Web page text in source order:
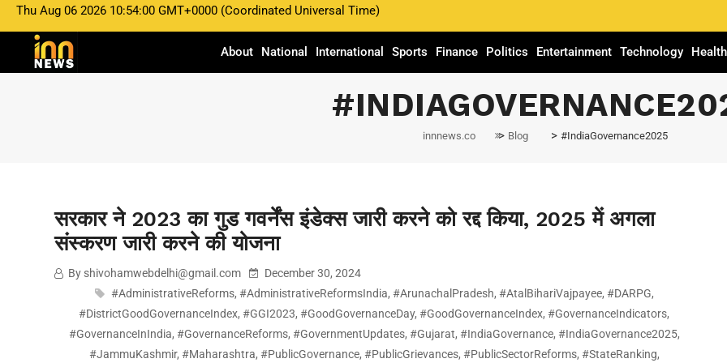
Thu Aug 06 2026 10:54:00 GMT+0000 (Coordinated Universal Time)
About National International Sports Finance Politics Entertainment Technology Health
innnews.co > Blog > #IndiaGovernance2025
shivohamwebdelhi@gmail.com December 30, 2024
2025 में अगला संस्करण जारी करने की योजना
सरकार ने 2023 का गुड गवर्नेंस इंडेक्स जारी करने को रद्द किया, 2025 में अगला
संस्करण जारी करने की योजना
By shivohamwebdelhi@gmail.com
December 30, 2024
#AdministrativeReforms, #AdministrativeReformsIndia, #ArunachalPradesh, #AtalBihariVajpayee, #DARPG,
#DistrictGoodGovernanceIndex,#GGI2023,#GoodGovernanceDay,#GoodGovernanceIndex,#GovernanceIndicators,
#GovernanceInIndia, #GovernanceReforms, #GovernmentUpdates, #Gujarat, #IndiaGovernance, #IndiaGovernance2025,
#JammuKashmir, #Maharashtra, #PublicGovernance, #PublicGrievances, #PublicSectorReforms, #StateRanking,